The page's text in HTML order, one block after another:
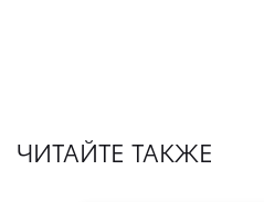
ЧИТАЙТЕ ТАКЖЕ